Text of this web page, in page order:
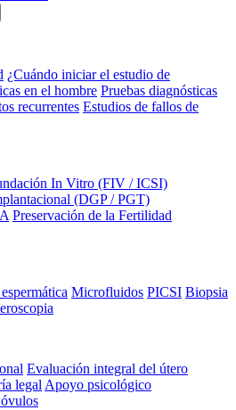
¿Cuándo iniciar el estudio de
en el hombre Pruebas diagnósticas
recurrentes Estudios de fallos de
In Vitro (FIV / ICSI)
(DGP / PGT)
Preservación de la Fertilidad
Microfluidos PICSI Biopsia
Evaluación integral del útero
legal Apoyo psicológico